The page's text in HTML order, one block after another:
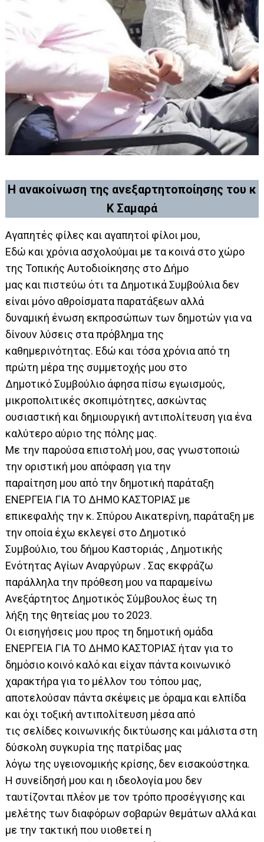
Η ανακοίνωση της ανεξαρτητοποίησης του κ
Κ Σαμαρά
Αγαπητές φίλες και αγαπητοί φίλοι μου,
Εδώ και χρόνια ασχολούμαι με τα κοινά στο χώρο
της Τοπικής Αυτοδιοίκησης στο Δήμο
μας και πιστεύω ότι τα Δημοτικά Συμβούλια δεν
είναι μόνο αθροίσματα παρατάξεων αλλά
δυναμική ένωση εκπροσώπων των δημοτών για να
δίνουν λύσεις στα πρόβλημα της
καθημερινότητας. Εδώ και τόσα χρόνια από τη
πρώτη μέρα της συμμετοχής μου στο
Δημοτικό Συμβούλιο άφησα πίσω εγωισμούς,
μικροπολιτικές σκοπιμότητες, ασκώντας
ουσιαστική και δημιουργική αντιπολίτευση για ένα
καλύτερο αύριο της πόλης μας.
Με την παρούσα επιστολή μου, σας γνωστοποιώ
την οριστική μου απόφαση για την
παραίτηση μου από την δημοτική παράταξη
ΕΝΕΡΓΕΙΑ ΓΙΑ ΤΟ ΔΗΜΟ ΚΑΣΤΟΡΙΑΣ με
επικεφαλής την κ. Σπύρου Αικατερίνη, παράταξη με
την οποία έχω εκλεγεί στο Δημοτικό
Συμβούλιο, του δήμου Καστοριάς , Δημοτικής
Ενότητας Αγίων Αναργύρων . Σας εκφράζω
παράλληλα την πρόθεση μου να παραμείνω
Ανεξάρτητος Δημοτικός Σύμβουλος έως τη
λήξη της θητείας μου το 2023.
Οι εισηγήσεις μου προς τη δημοτική ομάδα
ΕΝΕΡΓΕΙΑ ΓΙΑ ΤΟ ΔΗΜΟ ΚΑΣΤΟΡΙΑΣ ήταν για το
δημόσιο κοινό καλό και είχαν πάντα κοινωνικό
χαρακτήρα για το μέλλον του τόπου μας,
αποτελούσαν πάντα σκέψεις με όραμα και ελπίδα
και όχι τοξική αντιπολίτευση μέσα από
τις σελίδες κοινωνικής δικτύωσης και μάλιστα στη
δύσκολη συγκυρία της πατρίδας μας
λόγω της υγειονομικής κρίσης, δεν εισακούστηκα.
Η συνείδησή μου και η ιδεολογία μου δεν
ταυτίζονται πλέον με τον τρόπο προσέγγισης και
μελέτης των διαφόρων σοβαρών θεμάτων αλλά και
με την τακτική που υιοθετεί η